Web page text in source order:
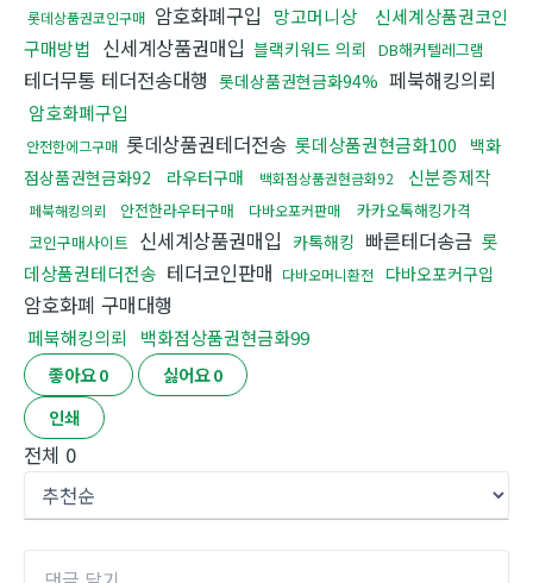
롯데상품권코인구매 암호화폐구입 망고머니상
신세계상품권코인
구매방법 신세계상품권매입 블랙키워드 의뢰 DB해커텔레그램
테더무통 테더전송대행 롯데상품권현금화94% 페북해킹의뢰
암호화폐구입
안전한에그구매 롯데상품권테더전송 롯데상품권현금화100
백화
점상품권현금화92
라우터구매 백화점상품권현금화92 신분증제작
페북해킹의뢰 안전한라우터구매 다바오포커판매
카카오톡해킹가격
코인구매사이트 신세계상품권매입 카톡해킹 빠른테더송금 롯
데상품권테더전송 테더코인판매 다바오머니환전 다바오포커구입
암호화폐 구매대행
페북해킹의뢰
백화점상품권현금화99
좋아요0 싫어요0
인쇄
전체 0